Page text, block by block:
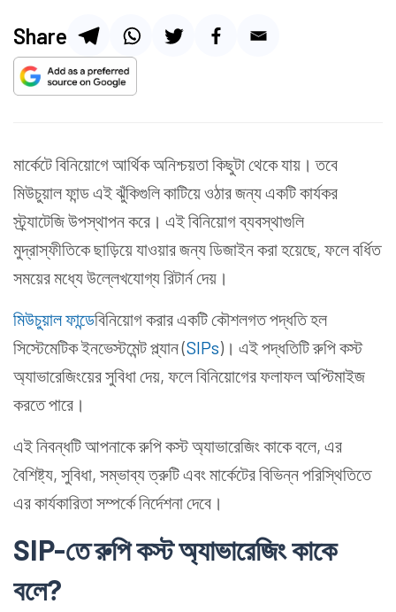
Share
মার্কেটে বিনিয়োগে আর্থিক অনিশ্চয়তা কিছুটা থেকে যায়। তবে
মিউচুয়াল ফান্ড এই ঝুঁকিগুলি কাটিয়ে ওঠার জন্য একটি কার্যকর
স্ট্র্যাটেজি উপস্থাপন করে। এই বিনিয়োগ ব্যবস্থাগুলি
মুদ্রাস্ফীতিকে ছাড়িয়ে যাওয়ার জন্য ডিজাইন করা হয়েছে, ফলে বর্ধিত
সময়ের মধ্যে উল্লেখযোগ্য রিটার্ন দেয়।
মিউচুয়াল ফান্ডেবিনিয়োগ করার একটি কৌশলগত পদ্ধতি হল
সিস্টেমেটিক ইনভেস্টমেন্ট প্ল্যান (SIPs)। এই পদ্ধতিটি রুপি কস্ট
অ্যাভারেজিংয়ের সুবিধা দেয়, ফলে বিনিয়োগের ফলাফল অপ্টিমাইজ
করতে পারে।
এই নিবন্ধটি আপনাকে রুপি কস্ট অ্যাভারেজিং কাকে বলে, এর
বৈশিষ্ট্য, সুবিধা, সম্ভাব্য ত্রুটি এবং মার্কেটের বিভিন্ন পরিস্থিতিতে
এর কার্যকারিতা সম্পর্কে নির্দেশনা দেবে।
SIP-তে রুপি কস্ট অ্যাভারেজিং কাকে
বলে?